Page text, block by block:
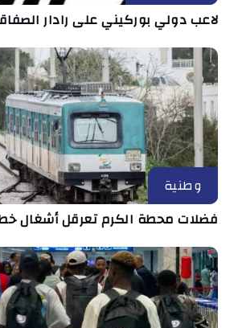
لاعب دولي بوركيني على رادار
وطنية
فضلات محطة الكرم تعرقل أشغال